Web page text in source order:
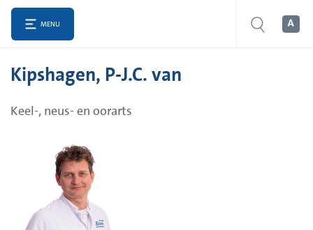
MENU
Kipshagen, P-J.C. van
Keel-, neus- en oorarts